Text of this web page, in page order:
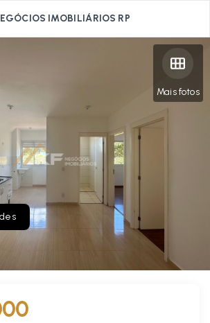
IMOBILIÁRIOS RP
Mais fotos